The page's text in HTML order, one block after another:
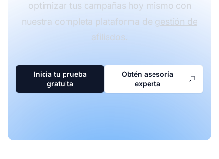
optimizar tus campañas hoy mismo con
nuestra completa plataforma de gestión de
afiliados.
Inicia tu prueba
gratuita
Obtén asesoría
experta